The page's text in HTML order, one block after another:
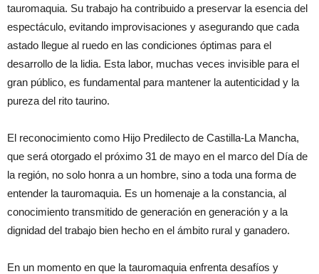
tauromaquia. Su trabajo ha contribuido a preservar la esencia del
espectáculo, evitando improvisaciones y asegurando que cada
astado llegue al ruedo en las condiciones óptimas para el
desarrollo de la lidia. Esta labor, muchas veces invisible para el
gran público, es fundamental para mantener la autenticidad y la
pureza del rito taurino.
El reconocimiento como Hijo Predilecto de Castilla-La Mancha,
que será otorgado el próximo 31 de mayo en el marco del Día de
la región, no solo honra a un hombre, sino a toda una forma de
entender la tauromaquia. Es un homenaje a la constancia, al
conocimiento transmitido de generación en generación y a la
dignidad del trabajo bien hecho en el ámbito rural y ganadero.
En un momento en que la tauromaquia enfrenta desafíos y